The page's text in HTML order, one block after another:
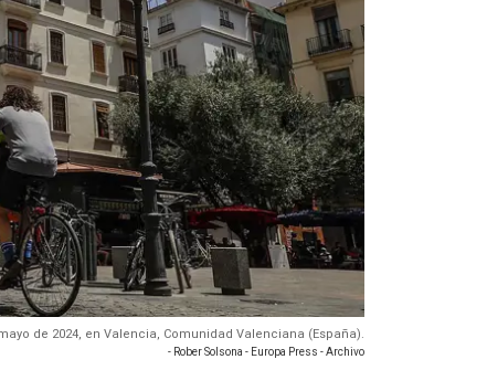
de 2024, en Valencia, Comunidad Valenciana (España).
- Rober Solsona - Europa Press - Archivo